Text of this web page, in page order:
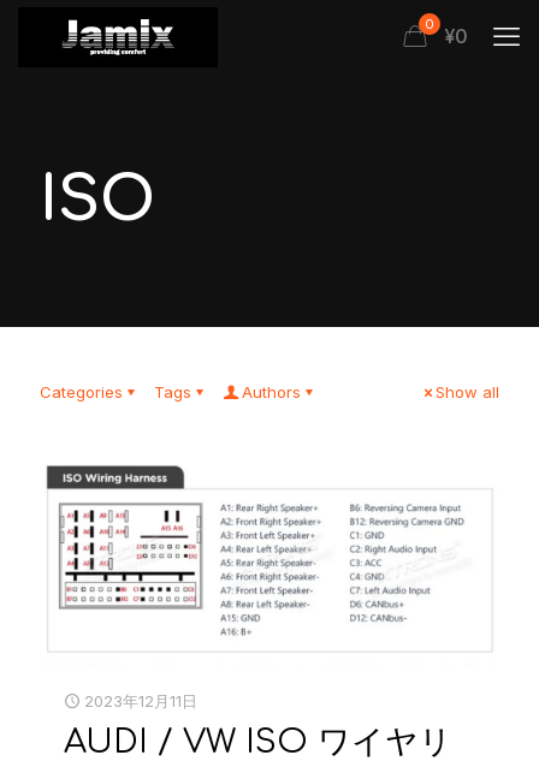
0 ¥0
ISO
Categories Tags Authors Show all
2023年12月11日
AUDI / VW ISO ワイヤリ